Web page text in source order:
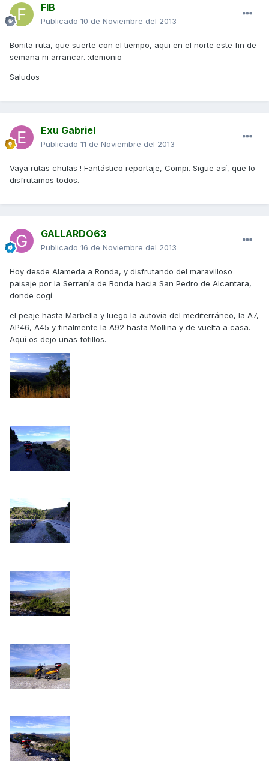
FIB
Publicado 10 de Noviembre del 2013
Bonita ruta, que suerte con el tiempo, aqui en el norte este fin de
semana ni arrancar. :demonio
Saludos
Exu Gabriel
Publicado 11 de Noviembre del 2013
Vaya rutas chulas ! Fantástico reportaje, Compi. Sigue así, que lo
disfrutamos todos.
GALLARDO63
Publicado 16 de Noviembre del 2013
Hoy desde Alameda a Ronda, y disfrutando del maravilloso
paisaje por la Serranía de Ronda hacia San Pedro de Alcantara,
donde cogí
el peaje hasta Marbella y luego la autovía del mediterráneo, la A7,
AP46, A45 y finalmente la A92 hasta Mollina y de vuelta a casa.
Aquí os dejo unas fotillos.